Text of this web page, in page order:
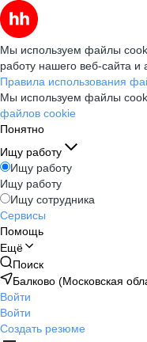
Мы используем файлы
работу нашего веб-сайта и
Правила использования
Мы используем файлы
файлов cookie
Понятно
Ищу работу
Ищу работу
Ищу работу
Ищу сотрудника
Сервисы
Помощь
Ещё
Поиск
Балково (Московская
Войти
Войти
Создать резюме